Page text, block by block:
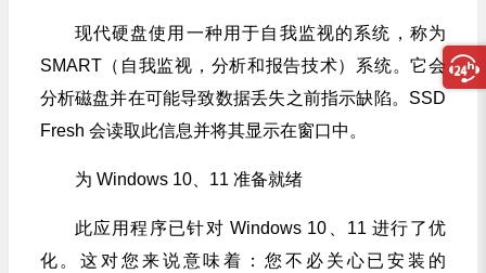
现代硬盘使用一种用于自我监视的系统，称为
SMART（自我监视，分析和报告技术）系统。它会
分析磁盘并在可能导致数据丢失之前指示缺陷。SSD
Fresh 会读取此信息并将其显示在窗口中。
为 Windows 10、11 准备就绪
此应用程序已针对 Windows 10、11 进行了优
化。这对您来说意味着：您不必关心已安装的